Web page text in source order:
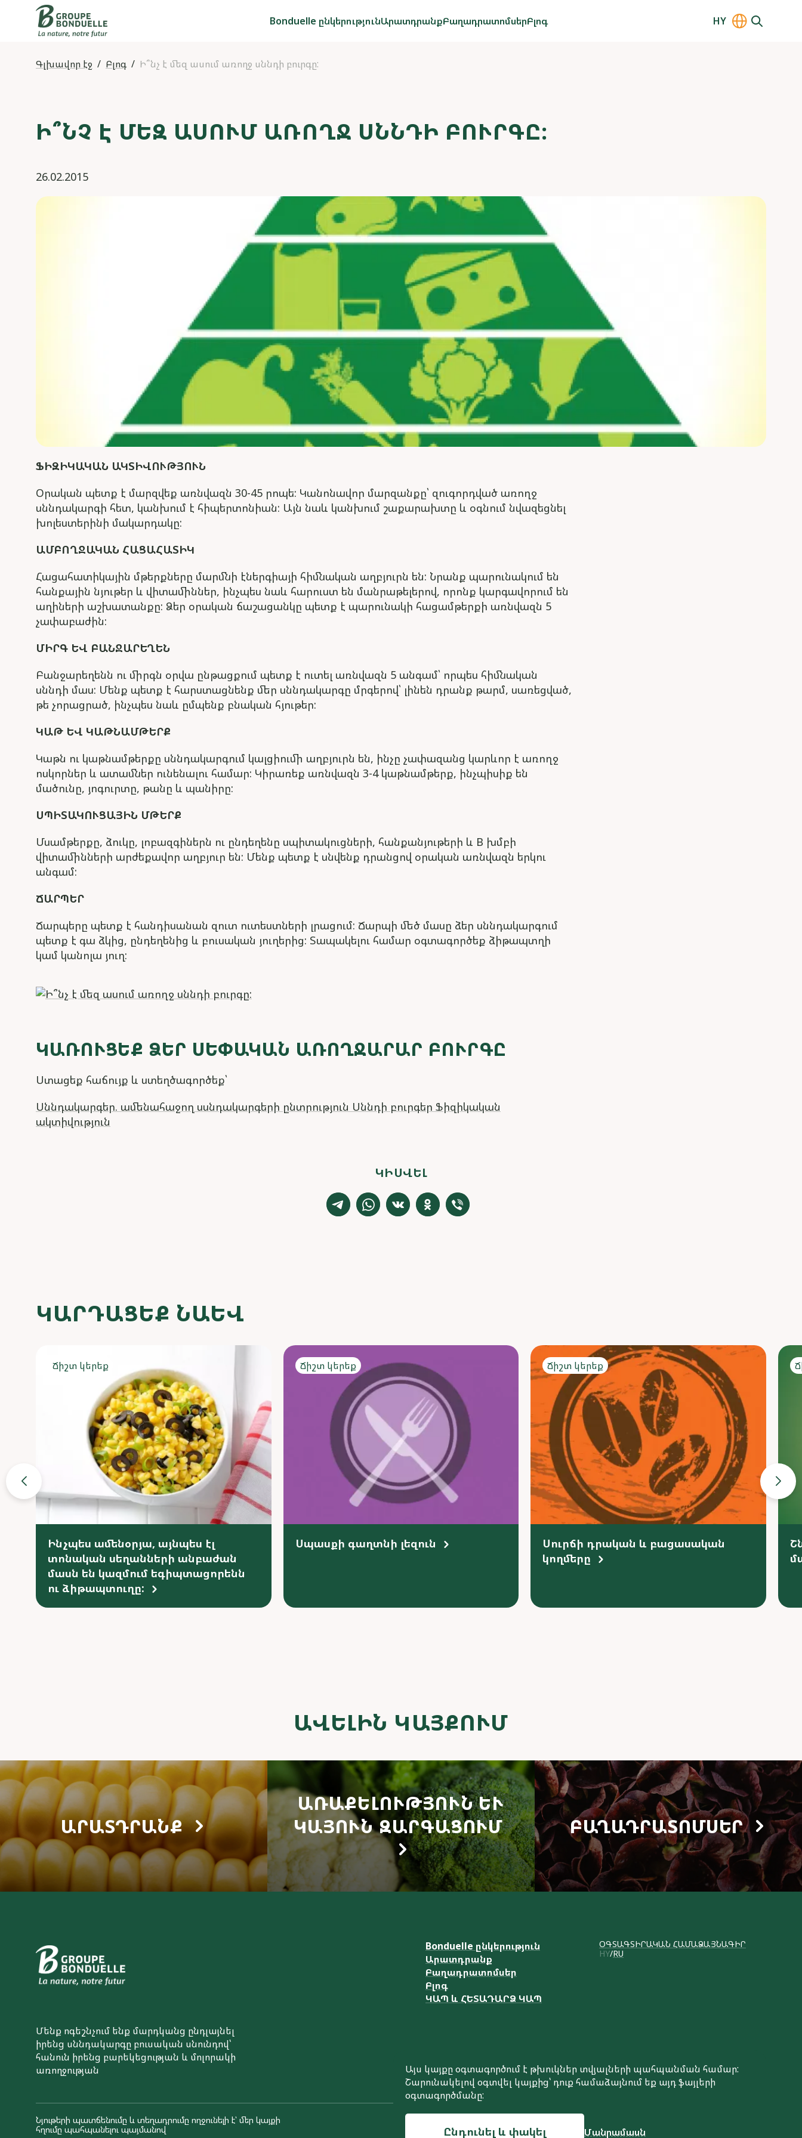
Bonduelle ընկերությունԱրատդրանքԲաղադրատոմսերԲլոգ HY
Գլխավոր էջ Բլոգ Ի՞նչ է մեզ ասում առողջ սննդի բուրգը:
Ի՞ՆՉ Է ՄԵԶ ԱՍՈՒՄ ԱՌՈՂՋ ՍՆՆԴԻ ԲՈՒՐԳԸ:
26.02.2015
ՖԻԶԻԿԱԿԱՆ ԱԿՏԻՎՈՒԹՅՈՒՆ
Օրական պետք է մարզվեք առնվազն 30-45 րոպե: Կանոնավոր մարզանքը՝ զուգորդված առողջ
սննդակարգի հետ, կանխում է հիպերտոնիան: Այն նաև կանխում շաքարախտը և օգնում նվազեցնել
խոլեստերինի մակարդակը:
ԱՄԲՈՂՋԱԿԱՆ ՀԱՑԱՀԱՏԻԿ
Հացահատիկային մթերքները մարմնի էներգիայի հիմնական աղբյուրն են: Նրանք պարունակում են
հանքային նյութեր և վիտամիններ, ինչպես նաև հարուստ են մանրաթելերով, որոնք կարգավորում են
աղիների աշխատանքը: Ձեր օրական ճաշացանկը պետք է պարունակի հացամթերքի առնվազն 5
չափաբաժին:
ՄԻՐԳ ԵՎ ԲԱՆՋԱՐԵՂԵՆ
Բանջարեղենն ու միրգն օրվա ընթացքում պետք է ուտել առնվազն 5 անգամ՝ որպես հիմնական
սննդի մաս: Մենք պետք է հարստացնենք մեր սննդակարգը մրգերով՝ լինեն դրանք թարմ, սառեցված,
թե չորացրած, ինչպես նաև ըմպենք բնական հյութեր:
ԿԱԹ ԵՎ ԿԱԹՆԱՄԹԵՐՔ
Կաթն ու կաթնամթերքը սննդակարգում կալցիումի աղբյուրն են, ինչը չափազանց կարևոր է առողջ
ոսկորներ և ատամներ ունենալու համար: Կիրառեք առնվազն 3-4 կաթնամթերք, ինչպիսիք են
մածունը, յոգուրտը, թանը և պանիրը:
ՍՊԻՏԱԿՈՒՑԱՅԻՆ ՄԹԵՐՔ
Մսամթերքը, ձուկը, լոբազգիներն ու ընդեղենը սպիտակուցների, հանքանյութերի և B խմբի
վիտամինների արժեքավոր աղբյուր են: Մենք պետք է սնվենք դրանցով օրական առնվազն երկու
անգամ:
ՃԱՐՊԵՐ
Ճարպերը պետք է հանդիսանան զուտ ուտեստների լրացում: Ճարպի մեծ մասը ձեր սննդակարգում
պետք է գա ձկից, ընդեղենից և բուսական յուղերից: Տապակելու համար օգտագործեք ձիթապտղի
կամ կանոլա յուղ:
ԿԱՌՈՒՑԵՔ ՁԵՐ ՍԵՓԱԿԱՆ ԱՌՈՂՋԱՐԱՐ ԲՈՒՐԳԸ
Ստացեք հաճույք և ստեղծագործեք՝
Սննդակարգեր. ամենահաջող սսնդակարգերի ընտրություն Սննդի բուրգեր Ֆիզիկական
ակտիվություն
ԿԻՍՎԵԼ
ԿԱՐԴԱՑԵՔ ՆԱԵՎ
Ճիշտ կերեք
Ինչպես ամենօրյա, այնպես էլ
տոնական սեղանների անբաժան
մասն են կազմում եգիպտացորենն
ու ձիթապտուղը:
Ճիշտ կերեք
Սպասքի գաղտնի լեզուն
Ճիշտ կերեք
Սուրճի դրական և բացասական
կողմերը
ԱՎԵԼԻՆ ԿԱՅՔՈՒՄ
ԱՐԱՏԴՐԱՆՔ
ԱՌԱՔԵԼՈՒԹՅՈՒՆ ԵՒ Կ
ԱՅՈՒՆ ԶԱՐԳԱՑՈՒՄ
ԲԱՂԱԴՐԱՏՈՄՍԵՐ
Մենք ոգեշնչում ենք մարդկանց ընդլայնել
իրենց սննդակարգը բուսական սնունդով՝
հանուն իրենց բարեկեցության և մոլորակի
առողջության
Bonduelle ընկերություն
Արատդրանք
Բաղադրատոմսեր
Բլոգ
ԿԱՊ և ՀԵՏԱԴԱՐՁ ԿԱՊ
ՕԳՏԱԳՏԻՐԱԿԱՆ ՀԱՄԱՁԱՅՆԱԳԻՐ
HY RU
Նյութերի պատճենումը և տեղադրումը ողջունելի է՝ մեր կայքի
հղումը պահպանելու պայմանով
Այս կայքը օգտագործում է թխուկներ տվյալների պահպանման համար:
Շարունակելով օգտվել կայքից՝ դուք համաձայնում եք այդ ֆայլերի
օգտագործմանը:
Ընդունել և փակել Մանրամասն